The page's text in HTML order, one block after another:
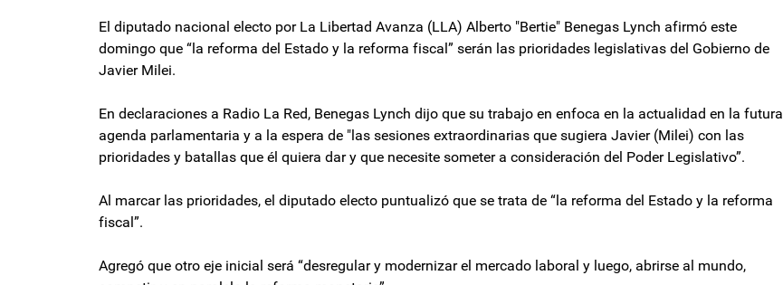
El diputado nacional electo por La Libertad Avanza (LLA) Alberto "Bertie" Benegas Lynch afirmó este
domingo que “la reforma del Estado y la reforma fiscal” serán las prioridades legislativas del Gobierno de
Javier Milei.
En declaraciones a Radio La Red, Benegas Lynch dijo que su trabajo en enfoca en la actualidad en la futura
agenda parlamentaria y a la espera de "las sesiones extraordinarias que sugiera Javier (Milei) con las
prioridades y batallas que él quiera dar y que necesite someter a consideración del Poder Legislativo”.
Al marcar las prioridades, el diputado electo puntualizó que se trata de “la reforma del Estado y la reforma
fiscal”.
Agregó que otro eje inicial será “desregular y modernizar el mercado laboral y luego, abrirse al mundo,